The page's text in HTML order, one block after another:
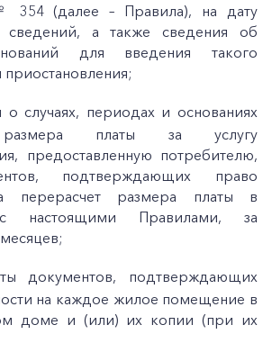
354 (далее – Правила), на дату
сведений, а также сведения об
для введения такого
о случаях, периодах и основаниях
размера платы за услугу
предоставленную потребителю,
подтверждающих право
перерасчет размера платы в
с настоящими Правилами, за
документов, подтверждающих
на каждое жилое помещение в
доме и (или) их копии (при их